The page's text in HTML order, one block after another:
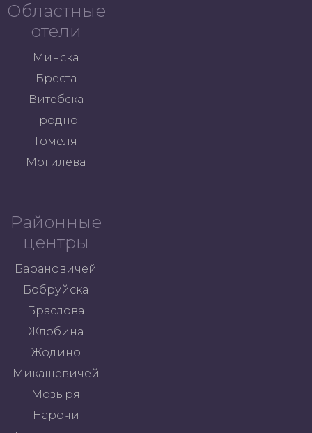
Областные
отели
Минска
Бреста
Витебска
Гродно
Гомеля
Могилева
Районные
центры
Барановичей
Бобруйска
Браслова
Жлобина
Жодино
Микашевичей
Мозыря
Нарочи